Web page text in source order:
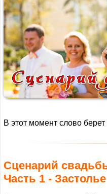
В этот момент слово
Сценарий
Часть 1 - Застолье